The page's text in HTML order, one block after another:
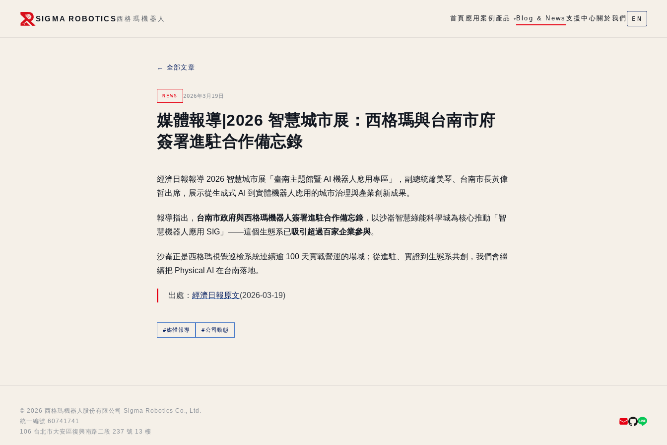
SIGMA ROBOTICS西格瑪機器人 首頁 應用案例 產品 ▾Blog & News 支援中心關於我們 EN
← 全部文章
NEWS 2026年3月19日
媒體報導|2026 智慧城市展：西格瑪與台南市府
簽署進駐合作備忘錄
經濟日報報導 2026 智慧城市展「臺南主題館暨 AI 機器人應用專區」，副總統蕭美琴、台南市長黃偉
哲出席，展示從生成式 AI 到實體機器人應用的城市治理與產業創新成果。
報導指出， 台南市政府與西格瑪機器人簽署進駐合作備忘錄，以沙崙智慧綠能科學城為核心推動「智
慧機器人應用 SIG」——這個生態系已吸引超過百家企業參與。
沙崙正是西格瑪視覺巡檢系統連續逾 100 天實戰營運的場域；從進駐、實證到生態系共創，我們會繼
續把 Physical AI 在台南落地。
出處： 經濟日報原文(2026-03-19)
#媒體報導 #公司動態
© 2026 西格瑪機器人股份有限公司 Sigma Robotics Co., Ltd.
統一編號 60741741
106 台北市大安區復興南路二段 237 號 13 樓